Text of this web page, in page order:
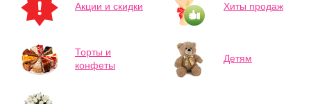
Акции и скидки Хиты продаж
Торты и
конфеты
Детям